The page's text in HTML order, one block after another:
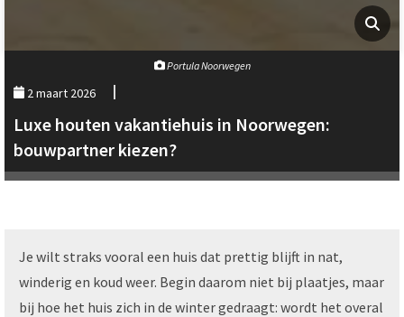
Portula Noorwegen
2 maart 2026
Luxe houten vakantiehuis in Noorwegen:
bouwpartner kiezen?
Je wilt straks vooral een huis dat prettig blijft in nat,
winderig en koud weer. Begin daarom niet bij plaatjes, maar
bij hoe het huis zich in de winter gedraagt: wordt het overal